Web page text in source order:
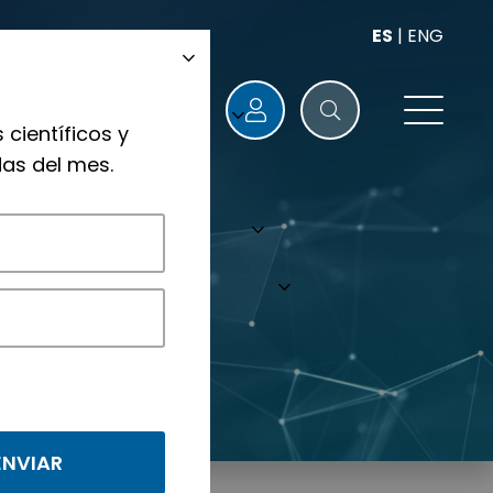
ES | ENG
científicos y
del mes.